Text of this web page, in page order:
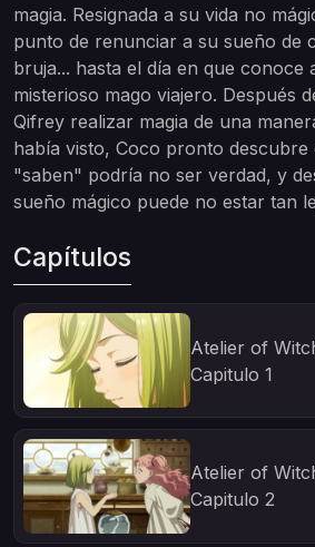
magia. Resignada a su vida no
punto de renunciar a su sueño de
bruja... hasta el día en que conoce
misterioso mago viajero. Después
Qifrey realizar magia de una
había visto, Coco pronto descubre
"saben" podría no ser verdad, y
sueño mágico puede no estar tan
Capítulos
Atelier of
Capitulo 1
Atelier of
Capitulo 2